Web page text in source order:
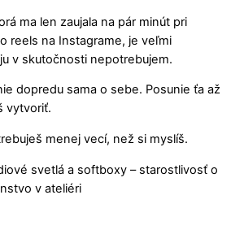
ma len zaujala na pár minút pri
reels na Instagrame, je veľmi
v skutočnosti nepotrebujem.
dopredu sama o sebe. Posunie ťa až
vytvoriť.
menej vecí, než si myslíš.